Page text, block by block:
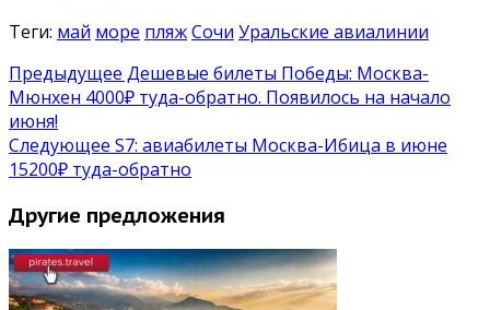
Теги: май море пляжСочи Уральские авиалинии
Предыдущее Дешевые билеты Победы: Москва-
Мюнхен 4000₽ туда-обратно. Появилось на начало
июня!
Следующее S7: авиабилеты Москва-Ибица в июне
15200₽ туда-обратно
Другие предложения